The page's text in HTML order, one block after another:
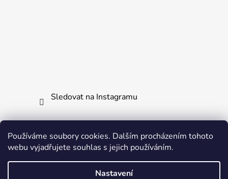
Používáme soubory cookies. Dalším procházením tohoto
webu vyjadřujete souhlas s jejich používáním.
Nastavení
Sledovat na Instagramu
Jak vrátit či reklamovat zboží Všechny naše produkty
Ochrana osobních údajů